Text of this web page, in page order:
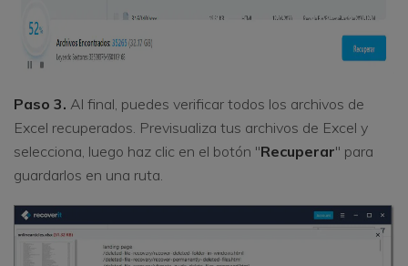
Paso 3. Al final, puedes verificar todos los archivos de
Excel recuperados. Previsualiza tus archivos de Excel y
selecciona, luego haz clic en el botón "Recuperar" para
guardarlos en una ruta.